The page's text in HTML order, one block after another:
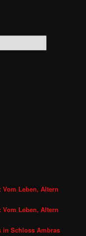
Leben, Altern
Leben, Altern
in Schloss Ambras